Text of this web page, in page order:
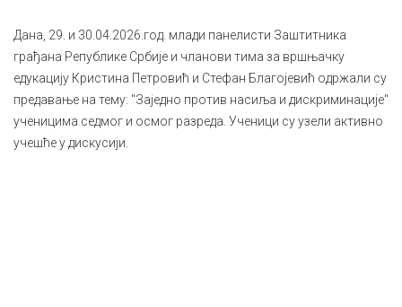
Дана, 29. и 30.04.2026.год. млади панелисти Заштитника
грађана Републике Србије и чланови тима за вршњачку
едукацију Кристина Петровић и Стефан Благојевић одржали су
предавање на тему: "Заједно против насиља и дискриминације"
ученицима седмог и осмог разреда. Ученици су узели активно
учешће у дискусији.